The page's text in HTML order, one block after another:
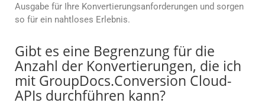
Ausgabe für Ihre Konvertierungsanforderungen und sorgen
so für ein nahtloses Erlebnis.
Gibt es eine Begrenzung für die
Anzahl der Konvertierungen, die ich
mit GroupDocs.Conversion Cloud-
APIs durchführen kann?